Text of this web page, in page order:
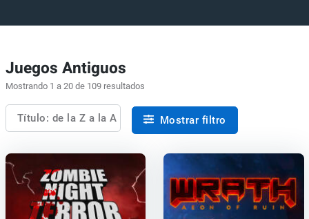
Juegos Antiguos
Mostrando 1 a 20 de 109 resultados
Título: de la Z a la A Mostrar filtro